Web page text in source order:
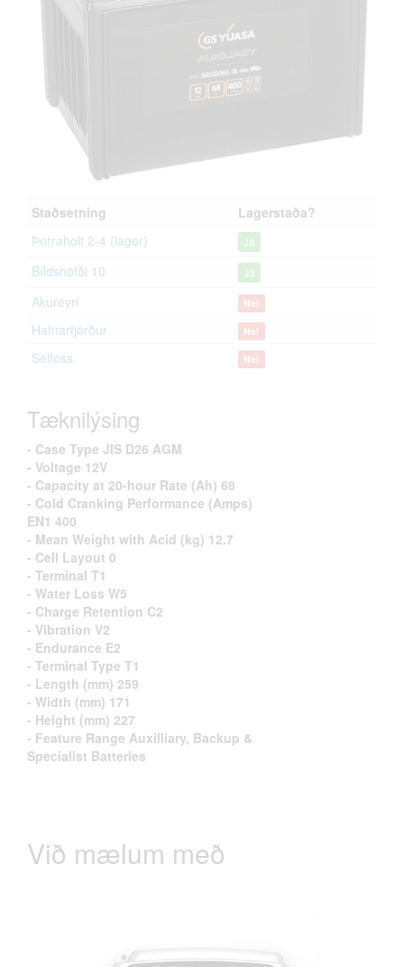
Staðsetning
Lagerstaða?
Þorraholt 2-4 (lager)
Já
Bíldshöfði 10 Já
Akureyri Nei
Hafnarfjörður Nei
Selfoss Nei
Tæknilýsing
- Case Type JIS D26 AGM
- Voltage 12V
- Capacity at 20-hour Rate (Ah) 68
- Cold Cranking Performance (Amps)
EN1 400
- Mean Weight with Acid (kg) 12.7
- Cell Layout 0
- Terminal T1
- Water Loss W5
- Charge Retention C2
- Vibration V2
- Endurance E2
- Terminal Type T1
- Length (mm) 259
- Width (mm) 171
- Height (mm) 227
- Feature Range Auxilliary, Backup &
Specialist Batteries
Við mælum með